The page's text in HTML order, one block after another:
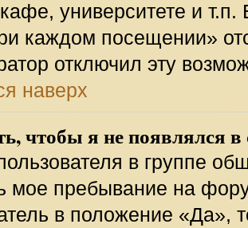
университете и т.п.
каждом посещении»
отключил эту
наверх
чтобы я не появлялся
в группе
мое пребывание на
в положение «Да»,